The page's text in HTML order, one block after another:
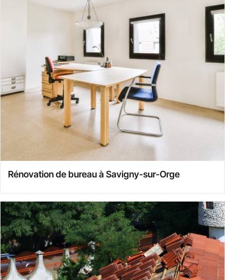
Rénovation de bureau à Savigny-sur-Orge